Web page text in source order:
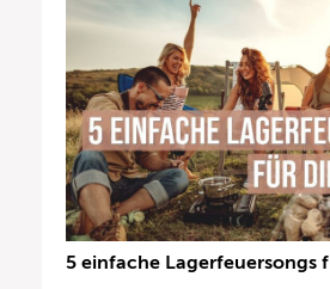
5 einfache Lagerfeuersongs